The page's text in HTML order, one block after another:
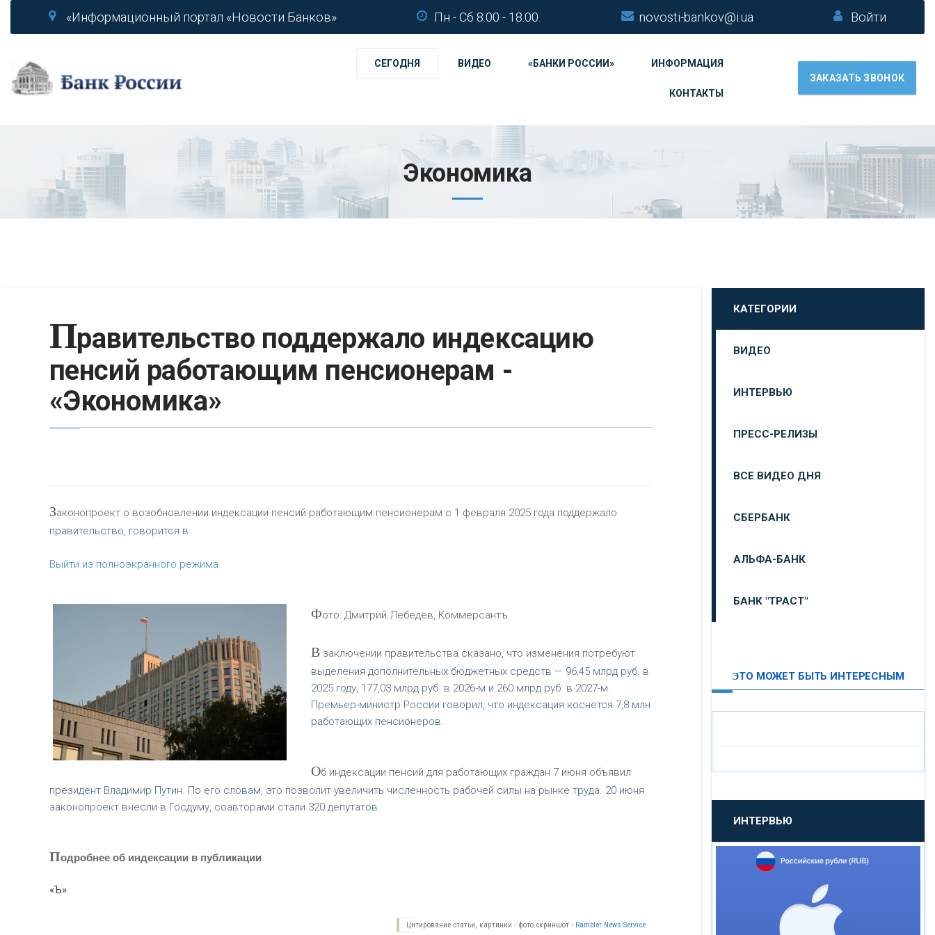
«Информационный портал «Новости Банков» Пн - Сб 8.00 - 18.00. novosti-bankov@i.ua Войти
СЕГОДНЯ ВИДЕО «БАНКИ РОССИИ» ИНФОРМАЦИЯ
КОНТАКТЫ
ЗАКАЗАТЬ ЗВОНОК
Экономика
Правительство поддержало индексацию
пенсий работающим пенсионерам -
«Экономика»
Законопроект о возобновлении индексации пенсий работающим пенсионерам с 1 февраля 2025 года поддержало
правительство, говорится в
Выйти из полноэкранного режима
Фото: Дмитрий Лебедев, Коммерсантъ
В заключении правительства сказано, что изменения потребуют
выделения дополнительных бюджетных средств — 96,45 млрд руб. в
2025 году, 177,03 млрд руб. в 2026-м и 260 млрд руб. в 2027-м.
Премьер-министр России говорил, что индексация коснется 7,8 млн
работающих пенсионеров.
Об индексации пенсий для работающих граждан 7 июня объявил
президент Владимир Путин. По его словам, это позволит увеличить численность рабочей силы на рынке труда. 20 июня
законопроект внесли в Госдуму, соавторами стали 320 депутатов.
Подробнее об индексации в публикации
«Ъ».
Цитирование статьи, картинки - фото скриншот - Rambler News Service.
КАТЕГОРИИ
ВИДЕО
ИНТЕРВЬЮ
ПРЕСС-РЕЛИЗЫ
ВСЕ ВИДЕО ДНЯ
СБЕРБАНК
АЛЬФА-БАНК
БАНК "ТРАСТ"
«ПРОМСВЯЗЬБАНК»
«НОВИКОМБАНК»
«СМП БАНК»
ЭТО МОЖЕТ БЫТЬ ИНТЕРЕСНЫМ
ИНТЕРВЬЮ